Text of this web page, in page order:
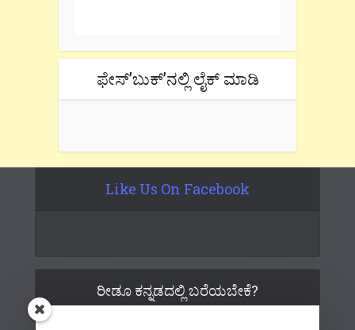
ಫೇಸ್’ಬುಕ್’ನಲ್ಲಿ ಲೈಕ್ ಮಾಡಿ
Like Us On Facebook
ರೀಡೂ ಕನ್ನಡದಲ್ಲಿ ಬರೆಯಬೇಕೆ?